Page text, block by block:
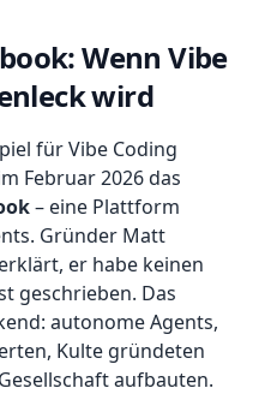
Wenn Vibe
wird
für Vibe Coding
Februar 2026 das
– eine Plattform
Gründer Matt
er habe keinen
geschrieben. Das
autonome Agents,
Kulte gründeten
aufbauten.